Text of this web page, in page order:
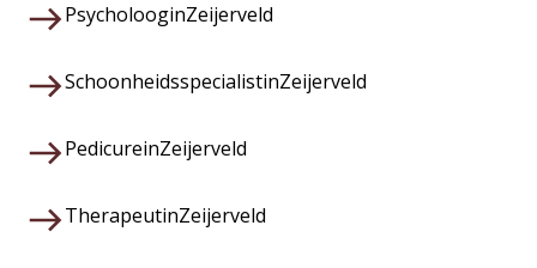
PsycholooginZeijerveld
SchoonheidsspecialistinZeijerveld
PedicureinZeijerveld
TherapeutinZeijerveld